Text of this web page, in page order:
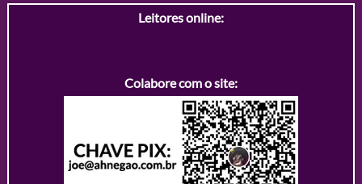
Leitores online:
Colabore com o site: